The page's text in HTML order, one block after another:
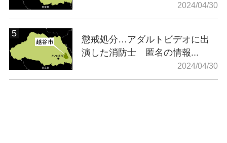
2024/04/30
懲戒処分…アダルトビデオに出
演した消防士 匿名の情報...
2024/04/30